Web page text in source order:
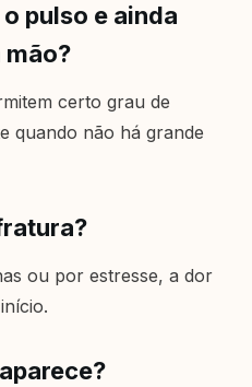
pulso e ainda
certo grau de
quando não há grande
ou por estresse, a dor